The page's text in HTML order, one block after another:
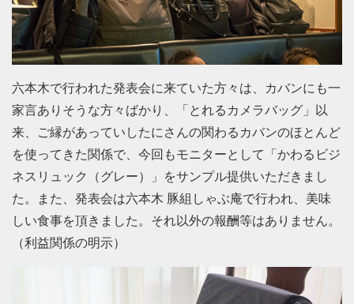
六本木で行われた発表会に来ていた方々は、カバンにも一
家言ありそうな方々ばかり、「とれるカメラバッグ」以
来、ご縁があっていしたにさんの関わるカバンのほとんど
を使ってきた関係で、今回もモニターとして「かわるビジ
ネスリュック（グレー）」をサンプル提供いただきまし
た。また、発表会は六本木 豚組しゃぶ庵で行われ、美味
しい食事を頂きました。それ以外の報酬等はありません。
（利益関係の明示）